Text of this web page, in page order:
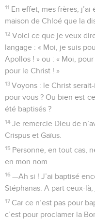
11 En effet, mes frères,
maison de Chloé que la
12 Voici ce que je veux
langage : « Moi, je suis
Apollos ! » ou : « Moi,
pour le Christ ! »
13 Voyons : le Christ
pour vous ? Ou bien est-
été baptisés ?
14 Je remercie Dieu de
Crispus et Gaïus.
15 Personne, en tout cas,
en mon nom.
16 —Ah si ! J’ai baptisé
Stéphanas. A part ceux-
17 Car ce n’est pas pour
c’est pour proclamer la